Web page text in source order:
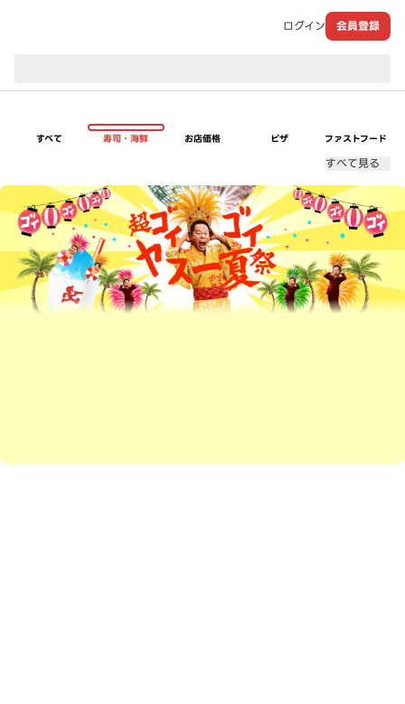
ログイン 会員登録
すべて 寿司・海鮮 お店価格 ピザ ファストフード
すべて見る
超ゴイゴイヤスー夏祭